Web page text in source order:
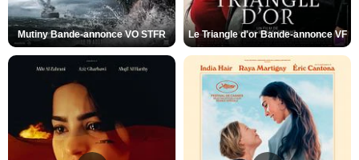
Mutiny Bande-annonce VO STFR Le Triangle d'or Bande-annonce VF